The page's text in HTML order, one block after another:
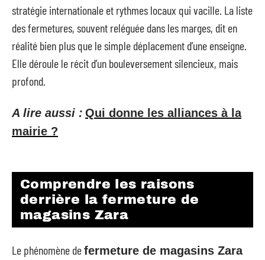
stratégie internationale et rythmes locaux qui vacille. La liste
des fermetures, souvent reléguée dans les marges, dit en
réalité bien plus que le simple déplacement d’une enseigne.
Elle déroule le récit d’un bouleversement silencieux, mais
profond.
A lire aussi : Qui donne les alliances à la
mairie ?
Comprendre les raisons
derrière la fermeture de
magasins Zara
Le phénomène defermeture de magasins Zara